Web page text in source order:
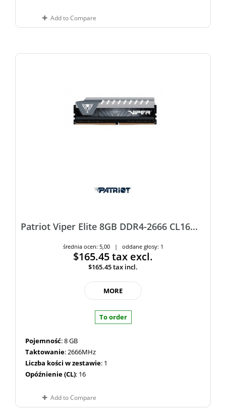
Add to Compare
Patriot Viper Elite 8GB DDR4-2666 CL16...
średnia ocen: 5,00 | oddane głosy: 1
$165.45tax excl.
$165.45tax incl.
MORE
To order
Pojemność: 8 GB
Taktowanie: 2666MHz
Liczba kości w zestawie: 1
Opóźnienie (CL): 16
Add to Compare